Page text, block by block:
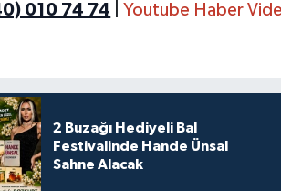
010 74 74 Youtube Haber
2 Buzağı Hediyeli Bal
Festivalinde Hande Ünsal
Sahne Alacak